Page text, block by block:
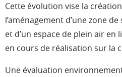
Cette évolution vise la
l’aménagement d’une zone
et d’un espace de plein air en
en cours de réalisation sur la
Une évaluation